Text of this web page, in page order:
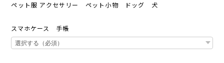
ペット服 アクセサリー ペット小物 ドッグ 犬
スマホケース 手帳